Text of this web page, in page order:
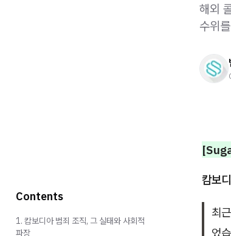
해외
수위
캄보
최
었
Contents
1. 캄보디아 범죄 조직, 그 실태와 사회적
파장